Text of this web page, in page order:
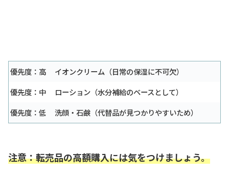
優先度：高
イオンクリーム（日常の保湿に不可欠）
優先度：中
ローション（水分補給のベースとして）
優先度：低
洗顔・石鹸（代替品が見つかりやすいため）
注意：転売品の高額購入には気をつけましょう。